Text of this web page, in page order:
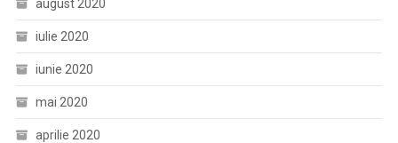
august 2020
iulie 2020
iunie 2020
mai 2020
aprilie 2020